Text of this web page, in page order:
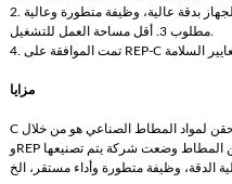
مطلوب 3. أقل مساحة العمل للتشغيل.
مزايا
C آلة حقن سلسلة المطاط مع وحدة حقن لمواد المطاط الصناعي هو من خلال LANTYTK
وREP فرنسا التي هي المورد الرئيسي للآلة حقن المطاط وضعت شركة يتم تصنيعها
الدقة، وظيفة متطورة وأداء مستقر، الخ